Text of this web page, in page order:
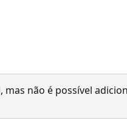
não é possível